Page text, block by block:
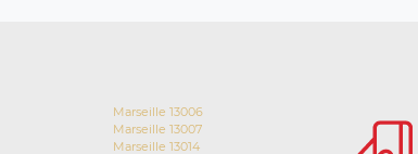
Marseille 13006
Marseille 13007
Marseille 13014